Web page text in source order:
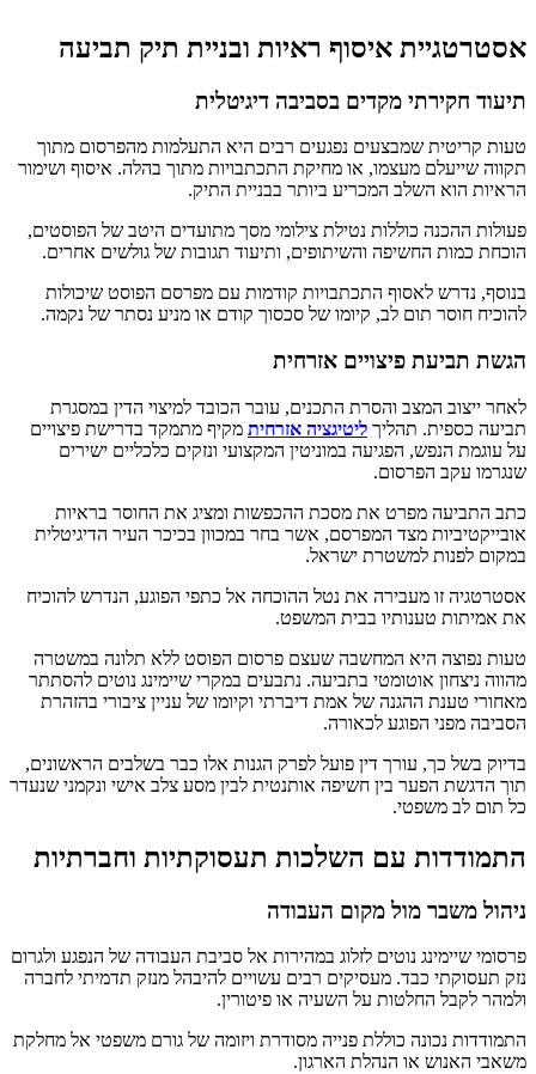
אסטרטגיית איסוף ראיות ובניית תיק תביעה
תיעוד חקירתי מקדים בסביבה דיגיטלית
טעות קריטית שמבצעים נפגעים רבים היא התעלמות מהפרסום מתוך
תקווה שייעלם מעצמו, או מחיקת התכתבויות מתוך בהלה. איסוף ושימור
הראיות הוא השלב המכריע ביותר בבניית התיק.
פעולות ההכנה כוללות נטילת צילומי מסך מתועדים היטב של הפוסטים,
הוכחת כמות החשיפה והשיתופים, ותיעוד תגובות של גולשים אחרים.
בנוסף, נדרש לאסוף התכתבויות קודמות עם מפרסם הפוסט שיכולות
להוכיח חוסר תום לב, קיומו של סכסוך קודם או מניע נסתר של נקמה.
הגשת תביעת פיצויים אזרחית
לאחר ייצוב המצב והסרת התכנים, עובר הכובד למיצוי הדין במסגרת
תביעה כספית. תהליך ליטיגציה אזרחית מקיף מתמקד בדרישת פיצויים
על עוגמת הנפש, הפגיעה במוניטין המקצועי ונזקים כלכליים ישירים
שנגרמו עקב הפרסום.
כתב התביעה מפרט את מסכת ההכפשות ומציג את החוסר בראיות
אובייקטיביות מצד המפרסם, אשר בחר במכוון בכיכר העיר הדיגיטלית
במקום לפנות למשטרת ישראל.
אסטרטגיה זו מעבירה את נטל ההוכחה אל כתפי הפוגע, הנדרש להוכיח
את אמיתות טענותיו בבית המשפט.
טעות נפוצה היא המחשבה שעצם פרסום הפוסט ללא תלונה במשטרה
מהווה ניצחון אוטומטי בתביעה. נתבעים במקרי שיימינג נוטים להסתתר
מאחורי טענת ההגנה של אמת דיברתי וקיומו של עניין ציבורי בהזהרת
הסביבה מפני הפוגע לכאורה.
בדיוק בשל כך, עורך דין פועל לפרק הגנות אלו כבר בשלבים הראשונים,
תוך הדגשת הפער בין חשיפה אותנטית לבין מסע צלב אישי ונקמני שנעדר
כל תום לב משפטי.
התמודדות עם השלכות תעסוקתיות וחברתיות
ניהול משבר מול מקום העבודה
פרסומי שיימינג נוטים לזלוג במהירות אל סביבת העבודה של הנפגע ולגרום
נזק תעסוקתי כבד. מעסיקים רבים עשויים להיבהל מנזק תדמיתי לחברה
ולמהר לקבל החלטות על השעיה או פיטורין.
התמודדות נכונה כוללת פנייה מסודרת ויזומה של גורם משפטי אל מחלקת
משאבי האנוש או הנהלת הארגון.